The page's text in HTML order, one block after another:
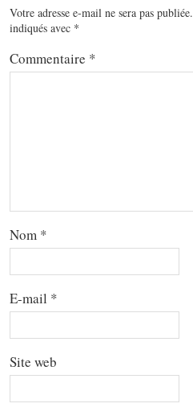
Votre adresse e-mail ne sera pas publiée.
indiqués avec *
Commentaire *
Nom *
E-mail *
Site web